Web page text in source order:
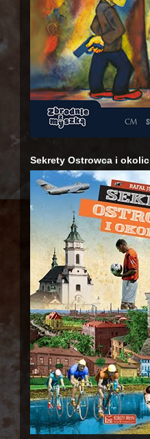
Sekrety Ostrowca i okolic